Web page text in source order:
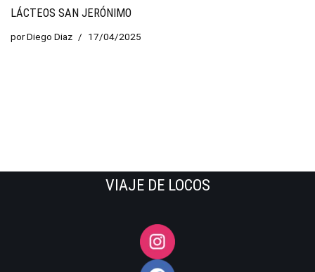
LÁCTEOS SAN JERÓNIMO
porDiego Diaz 17/04/2025
VIAJE DE LOCOS